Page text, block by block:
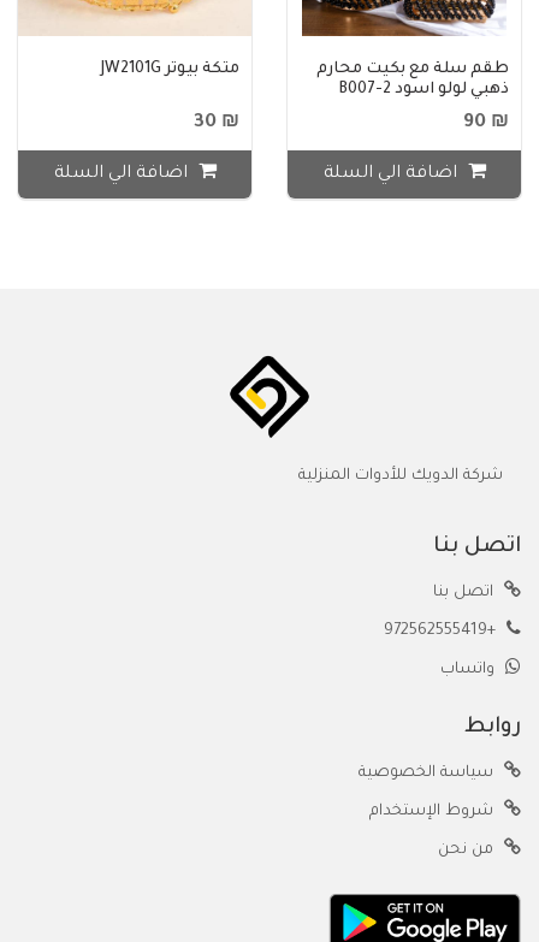
طقم سلة مع بكيت محارم
ذهبي لولو اسود B007-2
₪ 90
اضافة الي السلة
متكة بيوتر JW2101G
₪ 30
اضافة الي السلة
شركة الدويك للأدوات المنزلية
اتصل بنا
اتصل بنا
+972562555419
واتساب
روابط
سياسة الخصوصية
شروط الإستخدام
من نحن